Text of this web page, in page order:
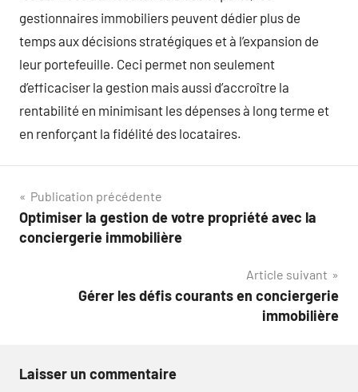
gestionnaires immobiliers peuvent dédier plus de
temps aux décisions stratégiques et à l’expansion de
leur portefeuille. Ceci permet non seulement
d’efficaciser la gestion mais aussi d’accroître la
rentabilité en minimisant les dépenses à long terme et
en renforçant la fidélité des locataires.
Navigation
de
Publication précédente
Optimiser la gestion de votre propriété avec la
conciergerie immobilière
Article suivant
Gérer les défis courants en conciergerie
immobilière
Laisser un commentaire